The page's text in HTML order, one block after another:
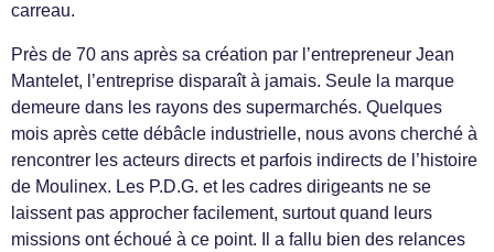
carreau.
Près de 70 ans après sa création par l’entrepreneur Jean
Mantelet, l’entreprise disparaît à jamais. Seule la marque
demeure dans les rayons des supermarchés. Quelques
mois après cette débâcle industrielle, nous avons cherché à
rencontrer les acteurs directs et parfois indirects de l’histoire
de Moulinex. Les P.D.G. et les cadres dirigeants ne se
laissent pas approcher facilement, surtout quand leurs
missions ont échoué à ce point. Il a fallu bien des relances